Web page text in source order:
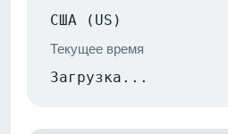
США (US)
Текущее время
Загрузка...